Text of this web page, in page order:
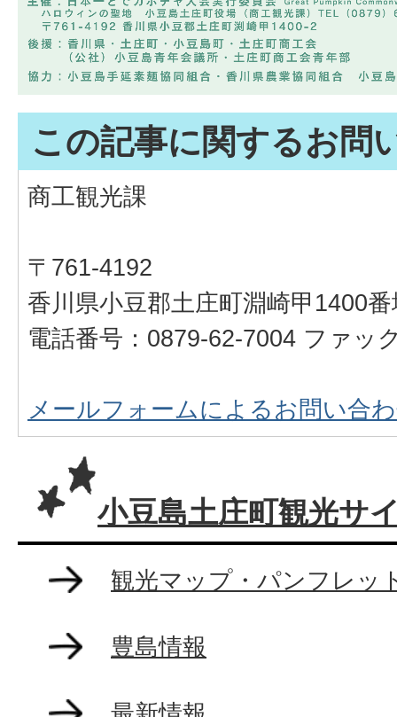
この記事に関するお問
商工観光課
〒761-4192
香川県小豆郡土庄町淵崎甲1400
電話番号：0879-62-7004 ファッ
メールフォームによるお問い合
小豆島土庄町観光サ
観光マップ・パンフレッ
豊島情報